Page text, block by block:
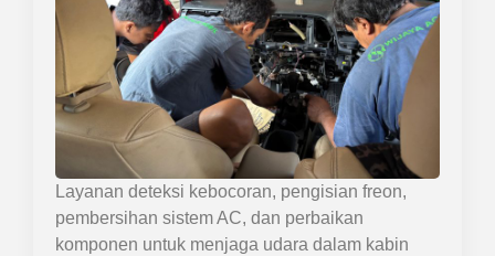
Layanan deteksi kebocoran, pengisian freon,
pembersihan sistem AC, dan perbaikan
komponen untuk menjaga udara dalam kabin